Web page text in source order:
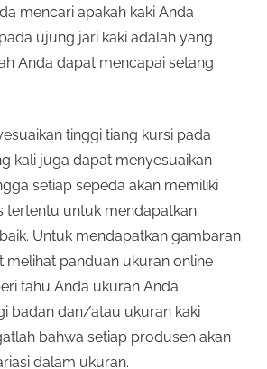
mencari apakah kaki Anda
ujung jari kaki adalah yang
Anda dapat mencapai setang
tinggi tiang kursi pada
kali juga dapat menyesuaikan
setiap sepeda akan memiliki
tertentu untuk mendapatkan
Untuk mendapatkan gambaran
melihat panduan ukuran online
tahu Anda ukuran Anda
badan dan/atau ukuran kaki
bahwa setiap produsen akan
dalam ukuran.